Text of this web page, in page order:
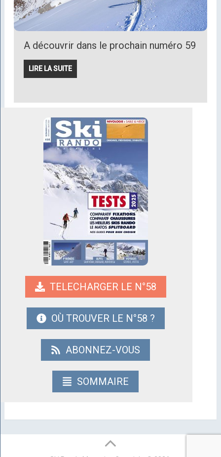
TELECHARGER LE N°58
OÙ TROUVER LE N°58 ?
ABONNEZ-VOUS
SOMMAIRE
A découvrir dans le prochain numéro 59
LIRE LA SUITE